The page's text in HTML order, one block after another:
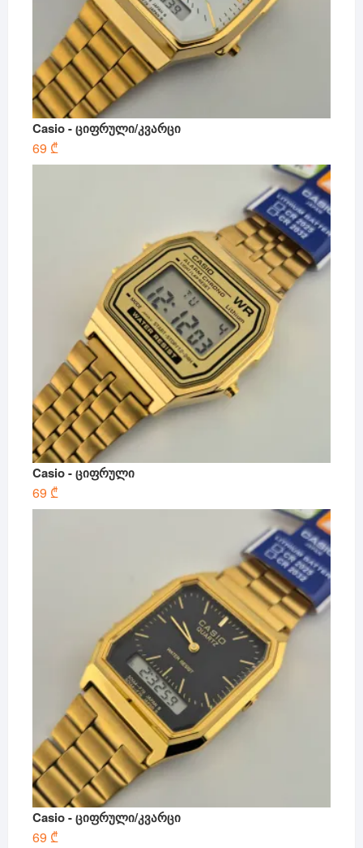
Casio - ციფრული/კვარცი
69 ₾
Casio - ციფრული
69 ₾
Casio - ციფრული/კვარცი
69 ₾